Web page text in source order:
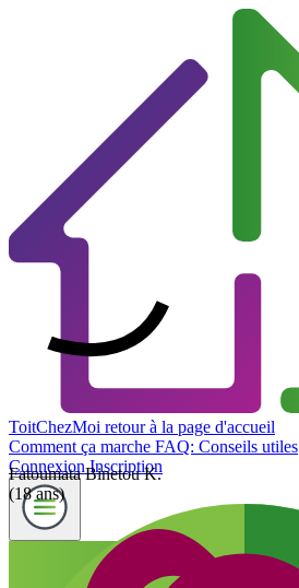
ToitChezMoi retour à la page d'accueil
Comment ça marche FAQ: Conseils utiles
ConnexionInscription
Fatoumata Binetou K.
(18 ans)